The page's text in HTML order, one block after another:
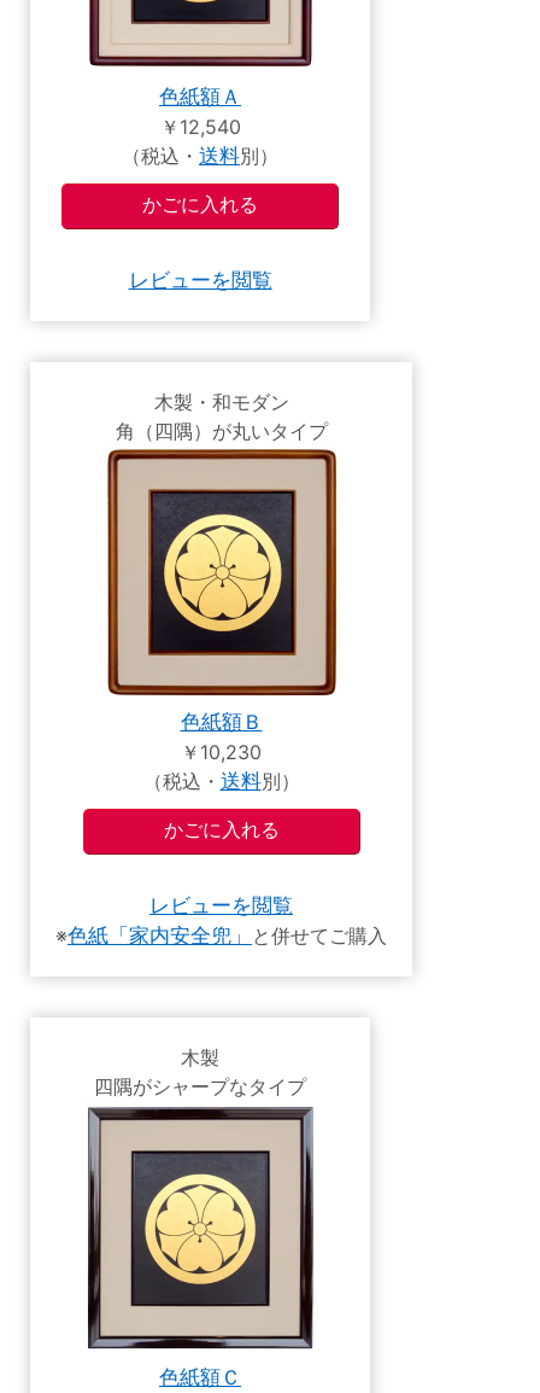
色紙額Ａ
￥12,540
（税込・ 送料別）
レビューを閲覧
木製・和モダン
角（四隅）が丸いタイプ
色紙額Ｂ
￥10,230
（税込・ 送料別）
レビューを閲覧
※色紙「家内安全兜」 と併せてご購入
木製
四隅がシャープなタイプ
色紙額Ｃ